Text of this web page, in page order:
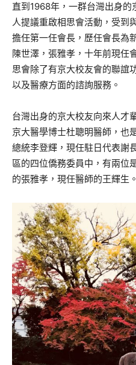
直到1968年，一群台灣出身
人提議重啟相思會活動，受到
擔任第一任會長，歷任會長為
陳世澤，張雅孝，十年前現任
思會除了有京大校友會的聯誼
以及醫療方面的諮詢服務。
台灣出身的京大校友向來人才
京大醫學博士杜聰明醫師，也
總統李登輝，現任駐日代表謝
區的四位僑務委員中，有兩位
的張雅孝，現任醫師的王輝生。